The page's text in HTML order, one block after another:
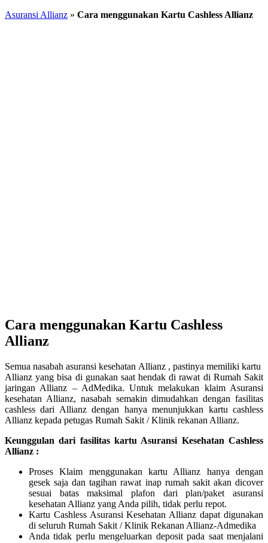
Asuransi Allianz » Cara menggunakan Kartu Cashless Allianz
Cara menggunakan Kartu Cashless
Allianz
Semua nasabah asuransi kesehatan Allianz , pastinya memiliki kartu
Allianz yang bisa di gunakan saat hendak di rawat di Rumah Sakit
jaringan Allianz – AdMedika. Untuk melakukan klaim Asuransi
kesehatan Allianz, nasabah semakin dimudahkan dengan fasilitas
cashless dari Allianz dengan hanya menunjukkan kartu cashless
Allianz kepada petugas Rumah Sakit / Klinik rekanan Allianz.
Keunggulan dari fasilitas kartu Asuransi Kesehatan Cashless
Allianz :
Proses Klaim menggunakan kartu Allianz hanya dengan
gesek saja dan tagihan rawat inap rumah sakit akan dicover
sesuai batas maksimal plafon dari plan/paket asuransi
kesehatan Allianz yang Anda pilih, tidak perlu repot.
Kartu Cashless Asuransi Kesehatan Allianz dapat digunakan
di seluruh Rumah Sakit / Klinik Rekanan Allianz-Admedika
Anda tidak perlu mengeluarkan deposit pada saat menjalani